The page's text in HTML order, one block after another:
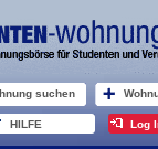
suchen
HILFE Log